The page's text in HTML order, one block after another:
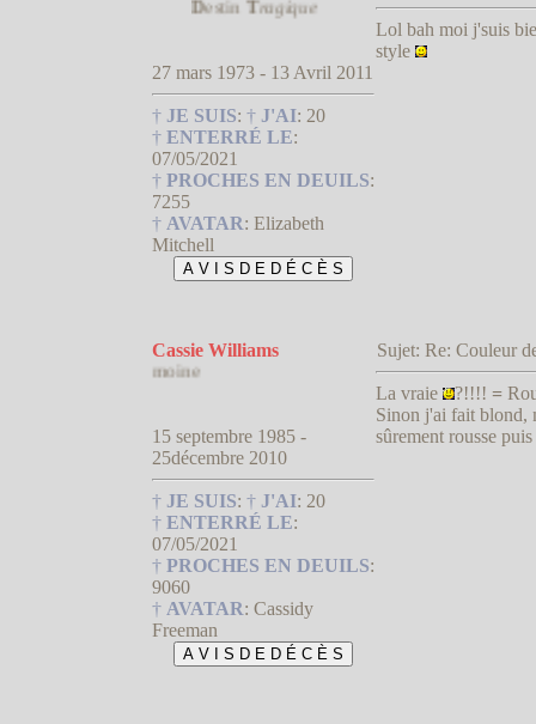
estinTragique
27 mars 1973 - 13 Avril 2011
† JE SUIS: † J'AI: 20
† ENTERRÉ LE:
07/05/2021
† PROCHES EN DEUILS:
7255
† AVATAR: Elizabeth
Mitchell
Lol bah moi j'suis
style
Cassie Williams
L'habit ne fait pas le
15 septembre 1985 -
25décembre 2010
† JE SUIS: † J'AI: 20
† ENTERRÉ LE:
07/05/2021
† PROCHES EN DEUILS:
9060
† AVATAR: Cassidy
Freeman
Sujet: Re: Couleur
La vraie ?!!!! =
Sinon j'ai fait blond,
sûrement rousse